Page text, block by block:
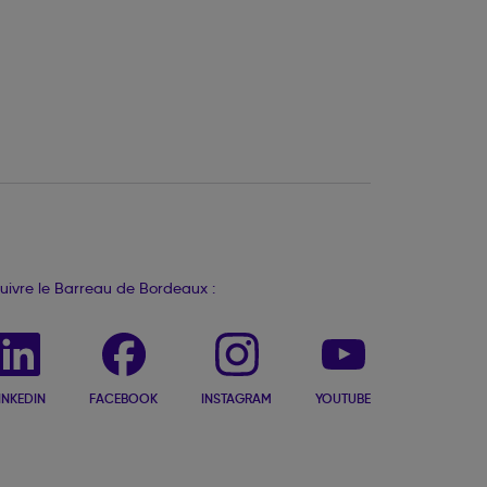
le Barreau de Bordeaux :
FACEBOOK INSTAGRAM YOUTUBE